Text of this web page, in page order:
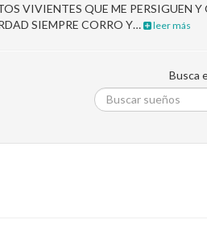
VIVIENTES QUE ME PERSIGUEN
SIEMPRE CORRO Y…
leer más
Busca